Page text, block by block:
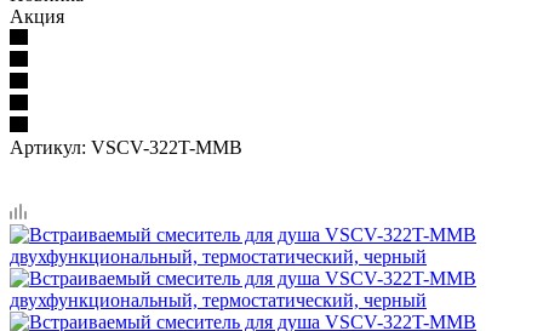
Акция
Артикул: VSCV-322T-MMB